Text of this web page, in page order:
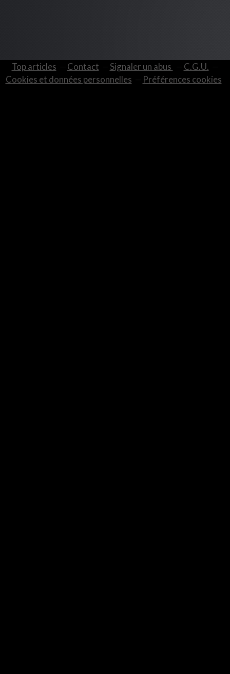
Top articles Contact Signaler un abus
C.G.U.
Cookies et données personnelles
Préférences cookies